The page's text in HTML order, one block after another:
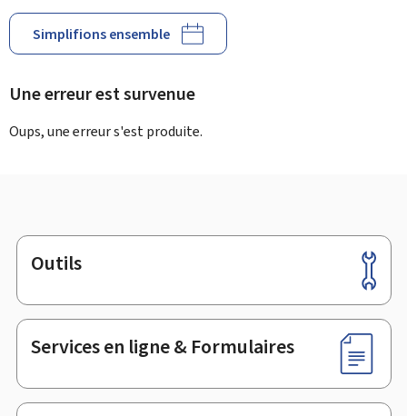
Simplifions ensemble
Une erreur est survenue
Oups, une erreur s'est produite.
Pied
de
page
Outils
Services en ligne & Formulaires